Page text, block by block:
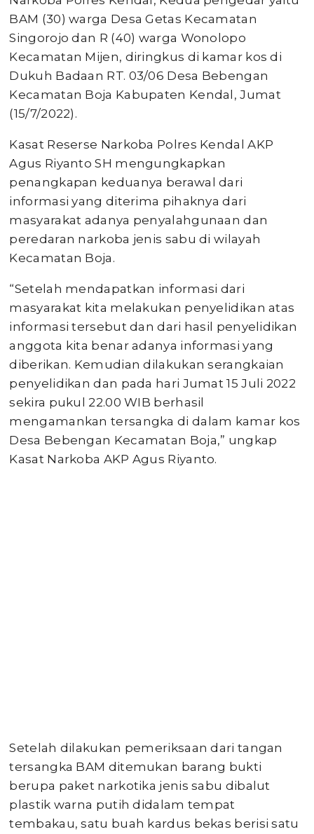
BAM (30) warga Desa Getas Kecamatan
Singorojo dan R (40) warga Wonolopo
Kecamatan Mijen, diringkus di kamar kos di
Dukuh Badaan RT. 03/06 Desa Bebengan
Kecamatan Boja Kabupaten Kendal, Jumat
(15/7/2022).
Kasat Reserse Narkoba Polres Kendal AKP
Agus Riyanto SH mengungkapkan
penangkapan keduanya berawal dari
informasi yang diterima pihaknya dari
masyarakat adanya penyalahgunaan dan
peredaran narkoba jenis sabu di wilayah
Kecamatan Boja.
“Setelah mendapatkan informasi dari
masyarakat kita melakukan penyelidikan atas
informasi tersebut dan dari hasil penyelidikan
anggota kita benar adanya informasi yang
diberikan. Kemudian dilakukan serangkaian
penyelidikan dan pada hari Jumat 15 Juli 2022
sekira pukul 22.00 WIB berhasil
mengamankan tersangka di dalam kamar kos
Desa Bebengan Kecamatan Boja,” ungkap
Kasat Narkoba AKP Agus Riyanto.
Setelah dilakukan pemeriksaan dari tangan
tersangka BAM ditemukan barang bukti
berupa paket narkotika jenis sabu dibalut
plastik warna putih didalam tempat
tembakau, satu buah kardus bekas berisi satu